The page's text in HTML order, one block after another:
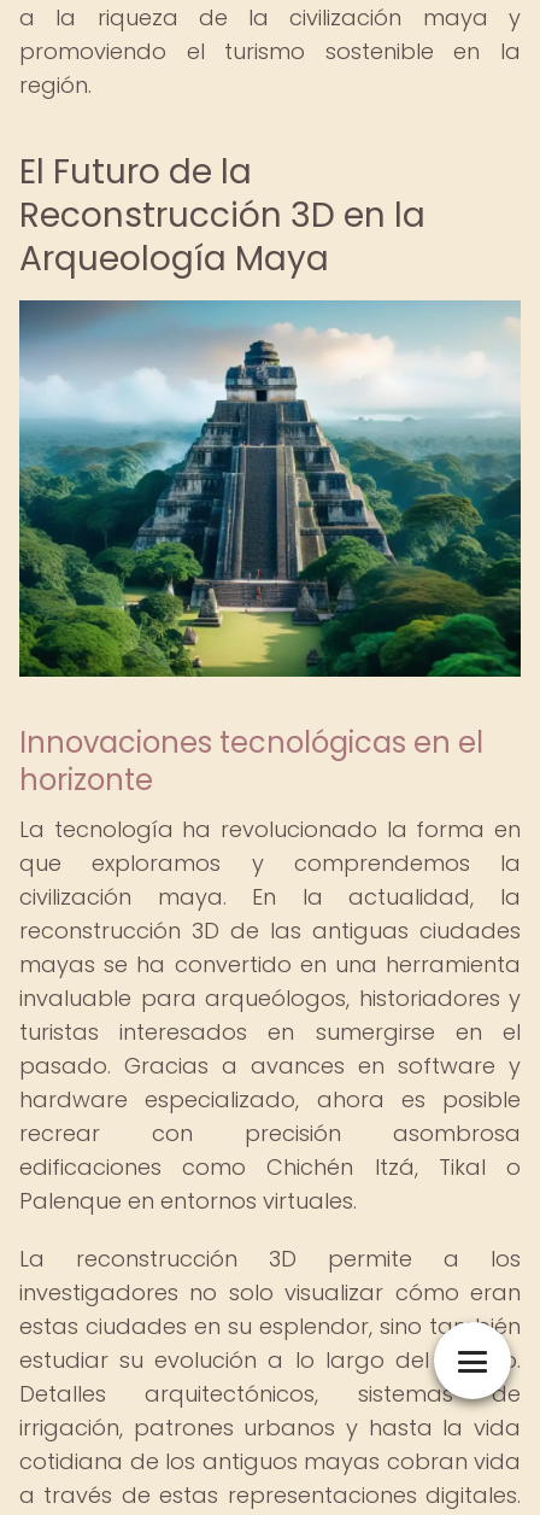
a la riqueza de la civilización maya y
promoviendo el turismo sostenible en la
región.
El Futuro de la
Reconstrucción 3D en la
Arqueología Maya
Innovaciones tecnológicas en el
horizonte
La tecnología ha revolucionado la forma en
que exploramos y comprendemos la
civilización maya. En la actualidad, la
reconstrucción 3D de las antiguas ciudades
mayas se ha convertido en una herramienta
invaluable para arqueólogos, historiadores y
turistas interesados en sumergirse en el
pasado. Gracias a avances en software y
hardware especializado, ahora es posible
recrear con precisión asombrosa
edificaciones como Chichén Itzá, Tikal o
Palenque en entornos virtuales.
La reconstrucción 3D permite a los
investigadores no solo visualizar cómo eran
estas ciudades en su esplendor, sino también
estudiar su evolución a lo largo del tiempo.
Detalles arquitectónicos, sistemas de
irrigación, patrones urbanos y hasta la vida
cotidiana de los antiguos mayas cobran vida
a través de estas representaciones digitales.